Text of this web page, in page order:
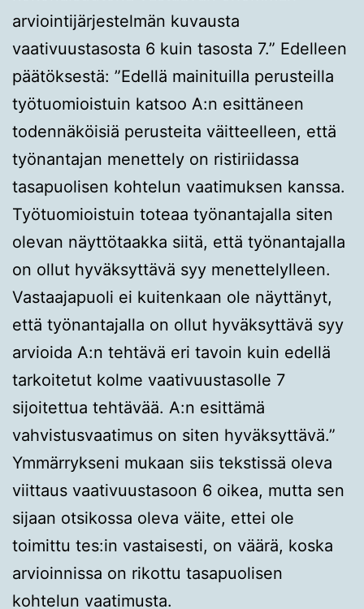
arviointijärjestelmän kuvausta
vaativuustasosta 6 kuin tasosta 7.” Edelleen
päätöksestä: ”Edellä mainituilla perusteilla
työtuomioistuin katsoo A:n esittäneen
todennäköisiä perusteita väitteelleen, että
työnantajan menettely on ristiriidassa
tasapuolisen kohtelun vaatimuksen kanssa.
Työtuomioistuin toteaa työnantajalla siten
olevan näyttötaakka siitä, että työnantajalla
on ollut hyväksyttävä syy menettelylleen.
Vastaajapuoli ei kuitenkaan ole näyttänyt,
että työnantajalla on ollut hyväksyttävä syy
arvioida A:n tehtävä eri tavoin kuin edellä
tarkoitetut kolme vaativuustasolle 7
sijoitettua tehtävää. A:n esittämä
vahvistusvaatimus on siten hyväksyttävä.”
Ymmärrykseni mukaan siis tekstissä oleva
viittaus vaativuustasoon 6 oikea, mutta sen
sijaan otsikossa oleva väite, ettei ole
toimittu tes:in vastaisesti, on väärä, koska
arvioinnissa on rikottu tasapuolisen
kohtelun vaatimusta.